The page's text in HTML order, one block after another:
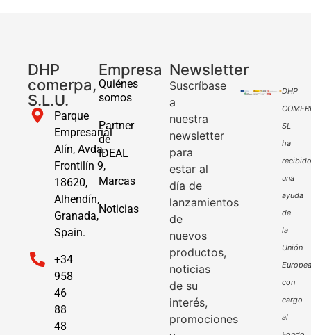
DHP
comerpa,
S.L.U.
Parque
Empresarial
Alín, Avda.
Frontilín 9,
18620,
Alhendín,
Granada,
Spain.
+34
958
46
88
48
Empresa
Quiénes
somos
Partner
de
IDEAL
Marcas
Noticias
Newsletter
Suscríbase
a
nuestra
newsletter
para
estar al
día de
lanzamientos
de
nuevos
productos,
noticias
de su
interés,
promociones
DHP
SL
ha
recibido
una
ayuda
de
la
Unión
Europea
con
cargo
al